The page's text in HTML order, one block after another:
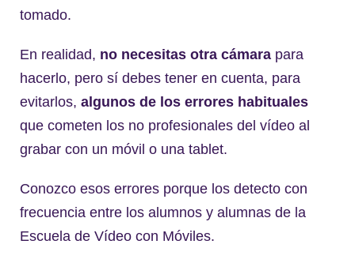
tomado.
En realidad, no necesitas otra cámara para
hacerlo, pero sí debes tener en cuenta, para
evitarlos, algunos de los errores habituales
que cometen los no profesionales del vídeo al
grabar con un móvil o una tablet.
Conozco esos errores porque los detecto con
frecuencia entre los alumnos y alumnas de la
Escuela de Vídeo con Móviles.